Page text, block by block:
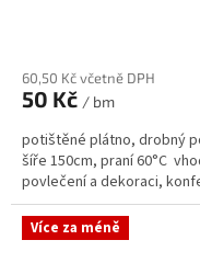
60,50 Kč včetně DPH
50 Kč / bm
potištěné plátno, drobný
šíře 150cm, praní 60°C
povlečení a dekoraci,
Více za méně